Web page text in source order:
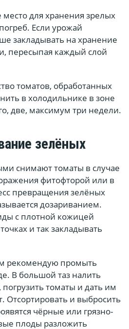
для хранения зрелых
Если урожай
закладывать на хранение
пересыпая каждый слой
томатов, обработанных
в холодильнике в зоне
две, максимум три недели.
зелёных
снимают томаты в случае
фитофторой или в
превращения зелёных
дозариванием.
с плотной кожицей
и так закладывать
рекомендую промыть
В большой таз налить
томаты и дать им
Отсортировать и выбросить
чёрные или грязно-
плоды разложить